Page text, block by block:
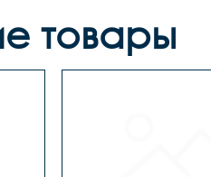
товары